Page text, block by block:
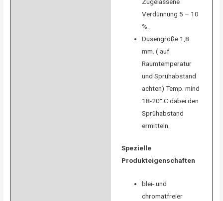
Verdünnung 5 – 10
%.
Düsengröße 1,8
mm. ( auf
Raumtemperatur
und Sprühabstand
achten) Temp. mind
18-20° C dabei den
Sprühabstand
ermitteln.
Spezielle
Produkteigenschaften
blei- und
chromatfreier